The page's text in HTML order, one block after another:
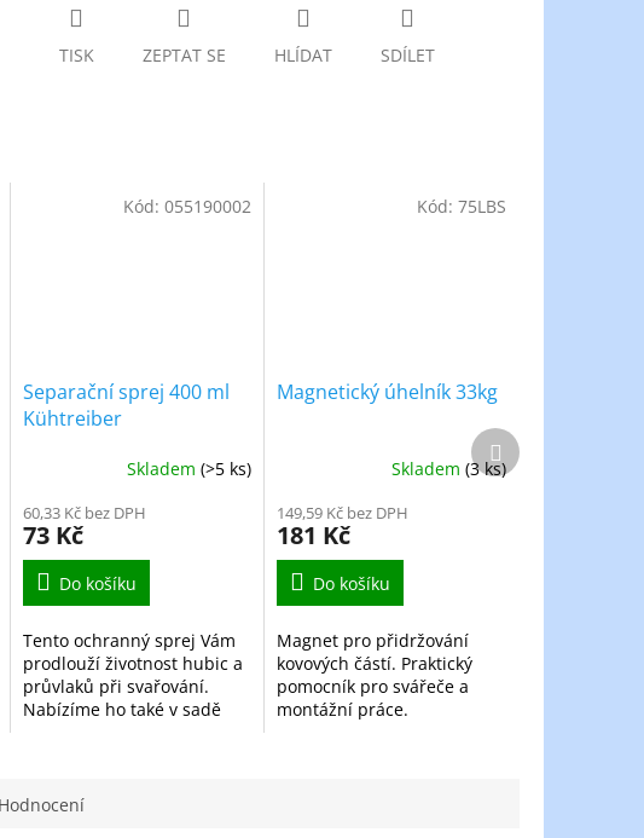
TISK ZEPTAT SE HLÍDAT SDÍLET
Separační sprej 400 ml
Kühtreiber
Skladem(>5 ks)
60,33 Kč bez DPH
73 Kč
Do košíku
Tento ochranný sprej Vám
prodlouží životnost hubic a
průvlaků při svařování.
Nabízíme ho také v sadě
Kód:055190002
Magnetický úhelník 33kg
Skladem (3 ks)
149,59 Kč bez DPH
181 Kč
Do košíku
Magnet pro přidržování
kovových částí. Praktický
pomocník pro svářeče a
montážní práce.
Kód: 75LBS
Další
produkt
Hodnocení